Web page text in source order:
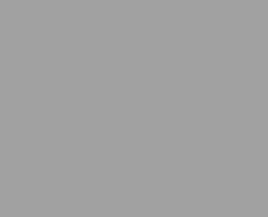
con una noche de emoción, tradición y celebración